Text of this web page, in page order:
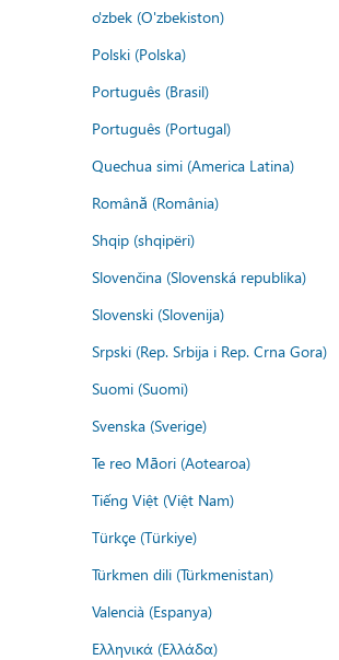
o'zbek (O'zbekiston)
Polski (Polska)
Português (Brasil)
Português (Portugal)
Quechua simi (America Latina)
Română (România)
Shqip (shqipëri)
Slovenčina (Slovenská republika)
Slovenski (Slovenija)
Srpski (Rep. Srbija i Rep. Crna Gora)
Suomi (Suomi)
Svenska (Sverige)
Te reo Māori (Aotearoa)
Tiếng Việt (Việt Nam)
Türkçe (Türkiye)
Türkmen dili (Türkmenistan)
Valencià (Espanya)
Ελληνικά (Ελλάδα)